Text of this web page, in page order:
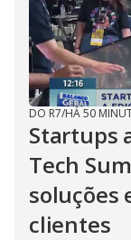
DO R7/HÁ 50
Startups
Tech
soluções
clientes